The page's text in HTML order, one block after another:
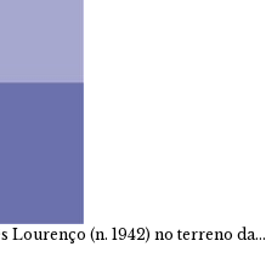
Lourenço (n. 1942) no terreno da…